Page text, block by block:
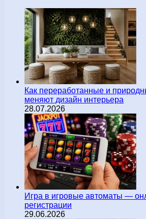
Как переработанные и
меняют дизайн интерьера
28.07.2026
Игра в игровые автоматы —
регистрации
29.06.2026